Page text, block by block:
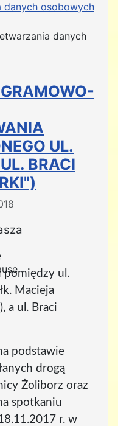
danych osobowych
danych
UL.
BRACI
pomiędzy ul.
Macieja
a ul. Braci
podstawie
drogą
Żoliborz oraz
spotkaniu
r. w